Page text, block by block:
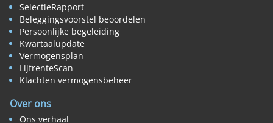
SelectieRapport
Beleggingsvoorstel beoordelen
Persoonlijke begeleiding
Kwartaalupdate
Vermogensplan
LijfrenteScan
Klachten vermogensbeheer
Over ons
Ons verhaal